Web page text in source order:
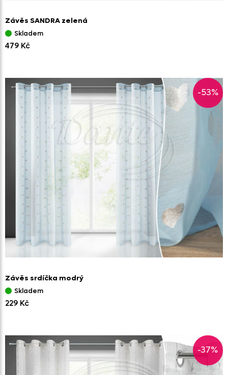
Závěs SANDRA zelená
Skladem
479 Kč
-53%
Závěs srdíčka modrý
Skladem
229 Kč
-37%